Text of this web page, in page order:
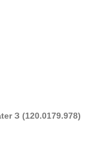
З (120.0179.978)